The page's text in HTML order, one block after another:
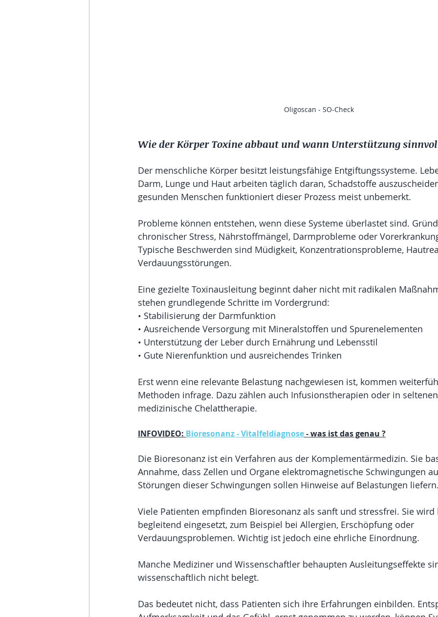
Oligoscan - SO-Check
Wie der Körper Toxine abbaut und wann Unterstützung
Der menschliche Körper besitzt leistungsfähige Entgiftungssysteme.
Darm, Lunge und Haut arbeiten täglich daran, Schadstoffe
gesunden Menschen funktioniert dieser Prozess meist unbemerkt.
Probleme können entstehen, wenn diese Systeme überlastet sind.
chronischer Stress, Nährstoffmängel, Darmprobleme oder
Typische Beschwerden sind Müdigkeit, Konzentrationsprobleme,
Verdauungsstörungen.
Eine gezielte Toxinausleitung beginnt daher nicht mit radikalen
stehen grundlegende Schritte im Vordergrund:
• Stabilisierung der Darmfunktion
• Ausreichende Versorgung mit Mineralstoffen und Spurenelementen
• Unterstützung der Leber durch Ernährung und Lebensstil
• Gute Nierenfunktion und ausreichendes Trinken
Erst wenn eine relevante Belastung nachgewiesen ist, kommen
Methoden infrage. Dazu zählen auch Infusionstherapien oder in
medizinische Chelattherapie.
INFOVIDEO: Bioresonanz - Vitalfeldiagnose - was ist das genau ?
Die Bioresonanz ist ein Verfahren aus der Komplementärmedizin. Sie
Annahme, dass Zellen und Organe elektromagnetische Schwingungen
Störungen dieser Schwingungen sollen Hinweise auf Belastungen
Viele Patienten empfinden Bioresonanz als sanft und stressfrei. Sie
begleitend eingesetzt, zum Beispiel bei Allergien, Erschöpfung oder
Verdauungsproblemen. Wichtig ist jedoch eine ehrliche Einordnung.
Manche Mediziner und Wissenschaftler behaupten Ausleitungseffekte
wissenschaftlich nicht belegt.
Das bedeutet nicht, dass Patienten sich ihre Erfahrungen einbilden.